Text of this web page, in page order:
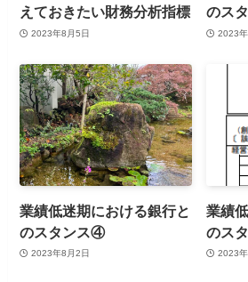
えておきたい財務分析指標
2023年8月5日
のス
2023
業績低迷期における銀行と
のスタンス④
2023年8月2日
業績
のス
2023